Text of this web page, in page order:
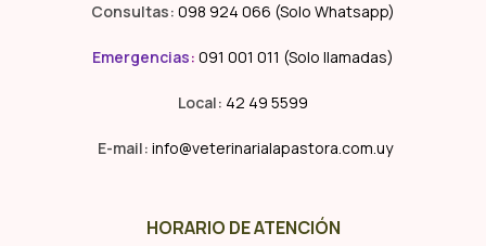
Consultas: 098 924 066 (Solo Whatsapp)
Emergencias: 091 001 011 (Solo llamadas)
Local: 42 49 5599
E-mail: info@veterinarialapastora.com.uy
HORARIO DE ATENCIÓN